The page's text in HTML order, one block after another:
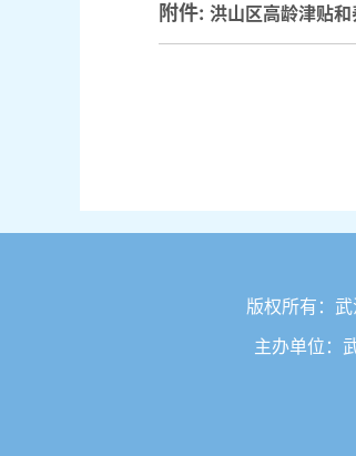
附件: 洪山区高龄津贴
版权所有：
主办单位：